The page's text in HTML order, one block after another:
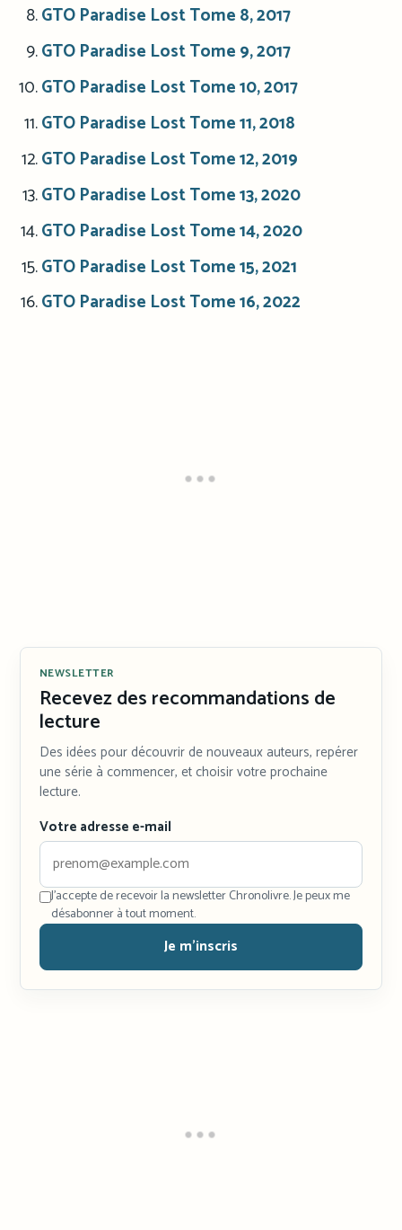
GTO Paradise Lost Tome 8, 2017
GTO Paradise Lost Tome 9, 2017
GTO Paradise Lost Tome 10, 2017
GTO Paradise Lost Tome 11, 2018
GTO Paradise Lost Tome 12, 2019
GTO Paradise Lost Tome 13, 2020
GTO Paradise Lost Tome 14, 2020
GTO Paradise Lost Tome 15, 2021
GTO Paradise Lost Tome 16, 2022
NEWSLETTER
Recevez des recommandations de
lecture
Des idées pour découvrir de nouveaux auteurs, repérer
une série à commencer, et choisir votre prochaine
lecture.
Votre adresse e-mail
J'accepte de recevoir la newsletter Chronolivre. Je peux me
désabonner à tout moment.